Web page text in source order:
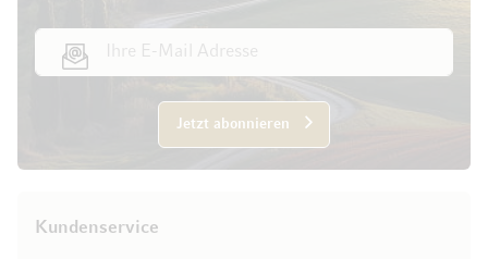
Jetzt abonnieren
Kundenservice